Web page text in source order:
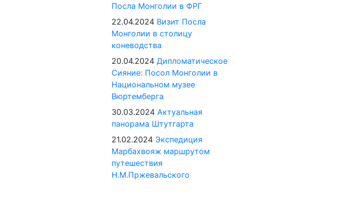
Посла Монголии в ФРГ
22.04.2024 Визит Посла
Монголии в столицу
коневодства
20.04.2024 Дипломатическое
Сияние: Посол Монголии в
Национальном музее
Вюртемберга
30.03.2024 Актуальная
панорама Штутгарта
21.02.2024 Экспедиция
Марбахвояж маршрутом
путешествия
Н.М.Пржевальского